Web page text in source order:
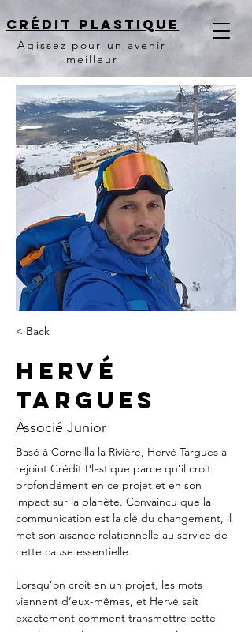
Crédit PLASTIQUE
Agissez pour un avenir
meilleur
< Back
Hervé
Targues
Associé Junior
Basé à Corneilla la Rivière, Hervé Targues a
rejoint Crédit Plastique parce qu’il croit
profondément en ce projet et en son
impact sur la planète. Convaincu que la
communication est la clé du changement, il
met son aisance relationnelle au service de
cette cause essentielle.
Lorsqu’on croit en un projet, les mots
viennent d’eux-mêmes, et Hervé sait
exactement comment transmettre cette